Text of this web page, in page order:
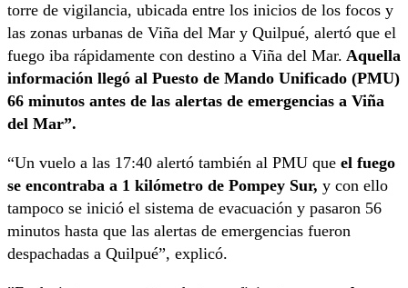
torre de vigilancia, ubicada entre los inicios de los focos y
las zonas urbanas de Viña del Mar y Quilpué, alertó que el
fuego iba rápidamente con destino a Viña del Mar. Aquella
información llegó al Puesto de Mando Unificado (PMU)
66 minutos antes de las alertas de emergencias a Viña
del Mar”.
“Un vuelo a las 17:40 alertó también al PMU que el fuego
se encontraba a 1 kilómetro de Pompey Sur, y con ello
tampoco se inició el sistema de evacuación y pasaron 56
minutos hasta que las alertas de emergencias fueron
despachadas a Quilpué”, explicó.